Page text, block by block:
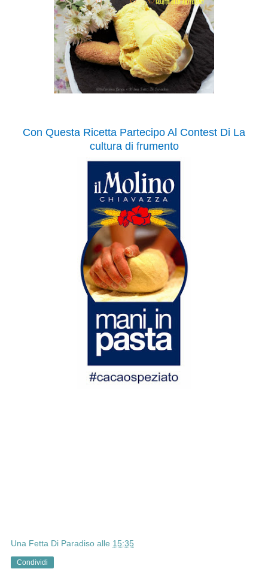
Con Questa Ricetta Partecipo Al Contest Di La
cultura di frumento
Una Fetta Di Paradiso alle 15:35
Condividi